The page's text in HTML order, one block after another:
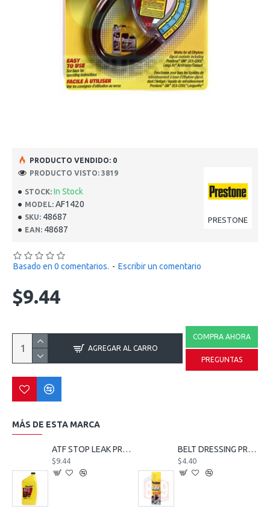
STOCK: In Stock
MODEL: AF1420
SKU: 48687
EAN: 48687
PRESTONE
PRODUCTO VENDIDO: 0
PRODUCTO VISTO: 3819
Basado en 0 comentarios. - Escribir un comentario
$9.44
AGREGAR AL CARRO
COMPRA AHORA
PREGUNTAS
MÁS DE ESTA MARCA
ATF STOP LEAK PRESTONE 32OZ.
$9.44
BELT DRESSING PRESTONE 7.5 OZ.
$4.40